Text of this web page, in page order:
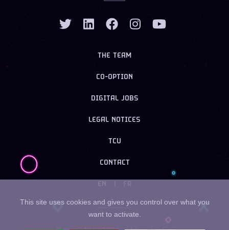
THE TEAM
CO-OPTION
DIGITAL JOBS
LEGAL NOTICES
TCU
CONTACT
EN
This site uses cookies and gives you control over what you
want to activate.